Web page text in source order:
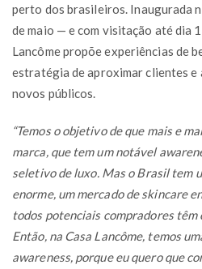
perto dos brasileiros. Inaugurada
de maio — e com visitação até dia
Lancôme propõe experiências de
estratégia de aproximar clientes e
novos públicos.
“Temos o objetivo de que mais e
marca, que tem um notável
seletivo de luxo. Mas o Brasil tem
enorme, um mercado de skincare
todos potenciais compradores têm
Então, na Casa Lancôme, temos
awareness, porque eu quero que